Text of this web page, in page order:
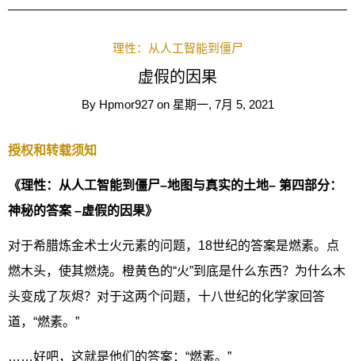
理性：从人工智能到僵尸
虚假的因果
By Hpmor927 on 星期一, 7月 5, 2021
授权和转载须知
《理性：从人工智能到僵尸–地图与真实的土地– 第四部分：
神秘的答案 –虚假的因果》
对于希腊炼金术士火元素的问题，18世纪的答案是燃素。点
燃木头，使其燃烧。橙黄色的“火”到底是什么东西？为什么木
头变成了灰烬？对于这两个问题，十八世纪的化学家回答
道，“燃素。”
……好吧，这就是他们的答案：“燃素。”